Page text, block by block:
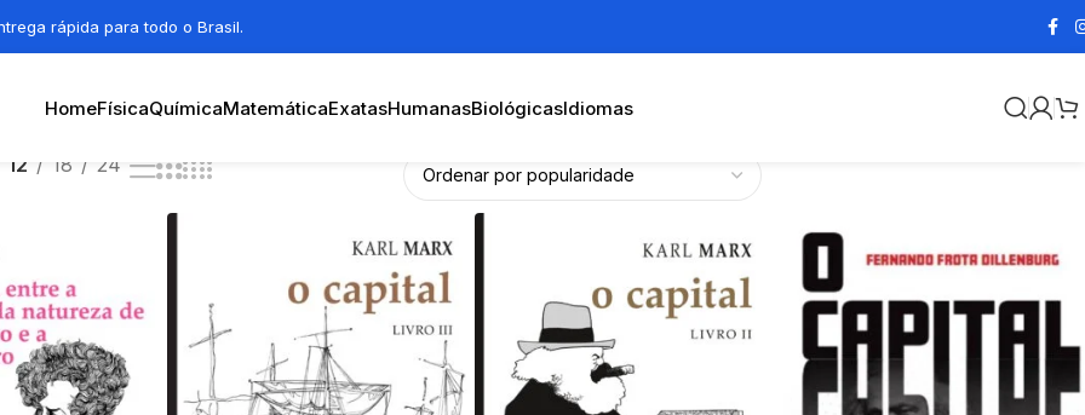
rápida para todo o Brasil.
HomeFísicaQuímicaMatemáticaExatasHumanasBiológicasIdiomas
12 18 24